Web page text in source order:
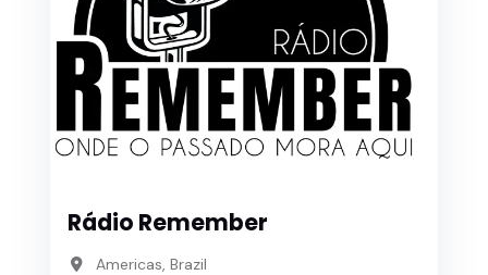
Rádio Remember
Americas, Brazil